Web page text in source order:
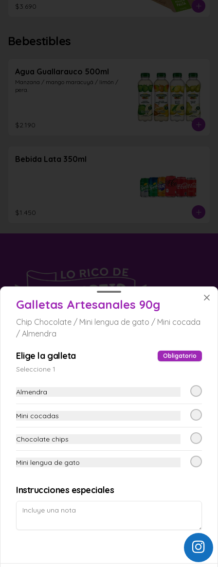
$3.690
Bebestibles
Agua Guallarauco 500ml
Manzana / mango maracuyá / limón /
pera.
$2.190
Bebida Lata 350ml
$1.450
Conócenos
Inicio
Zona de Cobertura
Política de Cancelación y Reembolso
Términos y condiciones
Política de privacidad
Redes sociales
Instagram
Mi cuenta
Iniciar sesión
Galletas Artesanales 90g
Chip Chocolate / Mini lengua de gato / Mini cocada
/ Almendra
Elige la galleta Obligatorio
Seleccione 1
Almendra
Mini cocadas
Chocolate chips
Mini lengua de gato
Instrucciones especiales